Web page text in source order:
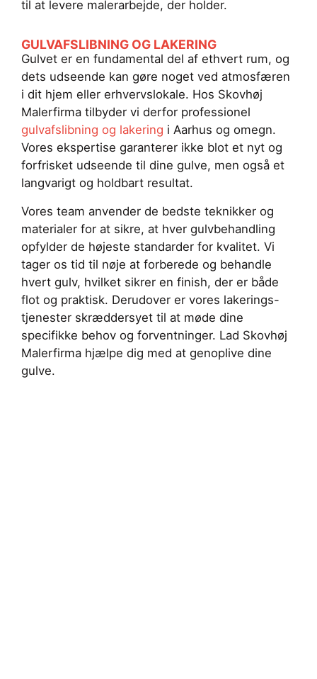
til at levere malerarbejde, der holder.
GULVAFSLIBNING OG LAKERING
Gulvet er en fundamental del af ethvert rum, og
dets udseende kan gøre noget ved atmosfæren
i dit hjem eller erhvervslokale. Hos Skovhøj
Malerfirma tilbyder vi derfor professionel
gulvafslibning og lakering i Aarhus og omegn.
Vores ekspertise garanterer ikke blot et nyt og
forfrisket udseende til dine gulve, men også et
langvarigt og holdbart resultat.
Vores team anvender de bedste teknikker og
materialer for at sikre, at hver gulvbehandling
opfylder de højeste standarder for kvalitet. Vi
tager os tid til nøje at forberede og behandle
hvert gulv, hvilket sikrer en finish, der er både
flot og praktisk. Derudover er vores lakerings-
tjenester skræddersyet til at møde dine
specifikke behov og forventninger. Lad Skovhøj
Malerfirma hjælpe dig med at genoplive dine
gulve.